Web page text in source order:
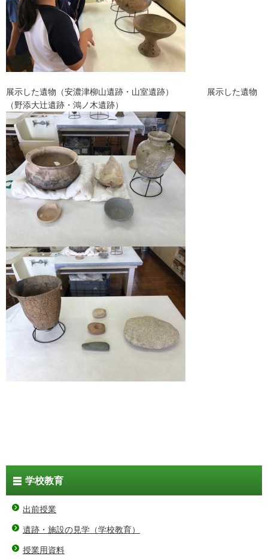
展示した遺物（安濃津柳山遺跡・山室遺跡） 展示した遺物
（野添大辻遺跡・鴻ノ木遺跡）
学校教育
出前授業
遺跡・施設の見学（学校教育）
授業用資料